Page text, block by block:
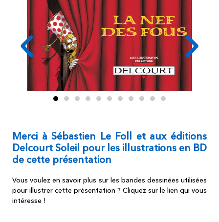
Merci à Sébastien Le Foll et aux éditions
Delcourt Soleil pour les illustrations en BD
de cette présentation
Vous voulez en savoir plus sur les bandes dessinées utilisées
pour illustrer cette présentation ? Cliquez sur le lien qui vous
intéresse !